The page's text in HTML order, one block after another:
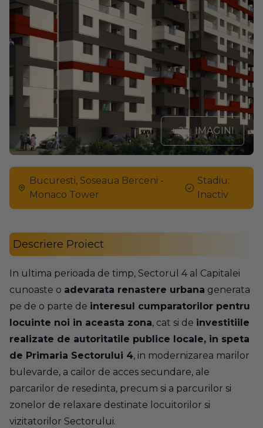
+ 22 IMAGINI
Bucuresti, Soseaua Berceni -
Monaco Tower
Stadiu:
Inactiv
Descriere Proiect
In ultima perioada de timp, Sectorul 4 al Capitalei
cunoaste o adevarata renastere urbana generata
pe de o parte de interesul cumparatorilor pentru
locuinte noi in aceasta zona, cat si de investitiile
realizate de autoritatile publice locale, in speta
de Primaria Sectorului 4, in modernizarea marilor
bulevarde, a cailor de acces secundare, ale
parcarilor de resedinta, precum si a parcurilor si
zonelor de relaxare destinate locuitorilor si
vizitatorilor Sectorului.